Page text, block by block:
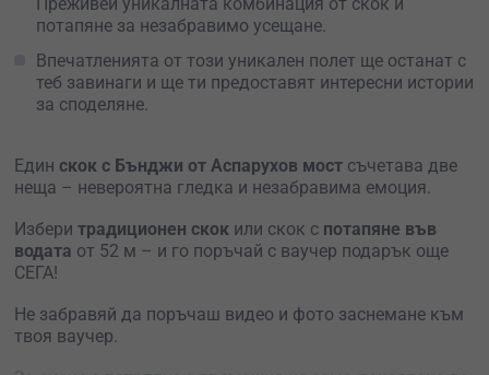
потапяне за незабравимо усещане.
Впечатленията от този уникален полет ще останат с
теб завинаги и ще ти предоставят интересни истории
за споделяне.
Един скок с Бънджи от Аспарухов мост съчетава две
неща – невероятна гледка и незабравима емоция.
Избери традиционен скок или скок с потапяне във
водата от 52 м – и го поръчай с ваучер подарък още
СЕГА!
Не забравяй да поръчаш видео и фото заснемане към
твоя ваучер.